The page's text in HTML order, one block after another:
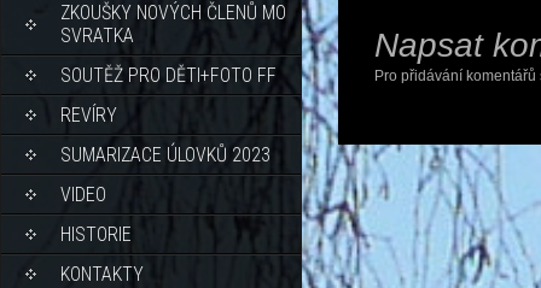
ZKOUŠKY NOVÝCH ČLENŮ MO
SVRATKA
SOUTĚŽ PRO DĚTI+FOTO FF
REVÍRY
SUMARIZACE ÚLOVKŮ 2023
VIDEO
HISTORIE
KONTAKTY
Napsat
Pro přidávání